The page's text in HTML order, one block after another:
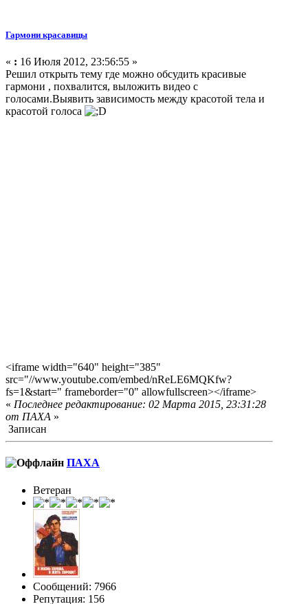
Гармони красавицы
« : 16 Июля 2012, 23:56:55 »
Решил открыть тему где можно обсудить красивые
гармони , похвалится, выложить видео с
голосами.Выявить зависимость между красотой тела и
красотой голоса
<iframe width="640" height="385"
src="//www.youtube.com/embed/nReLE6MQKfw?
fs=1&start=" frameborder="0" allowfullscreen></iframe>
« Последнее редактирование: 02 Марта 2015, 23:31:28
от ПАХА »
Записан
ПАХА
Ветеран
Сообщений: 7966
Репутация: 156